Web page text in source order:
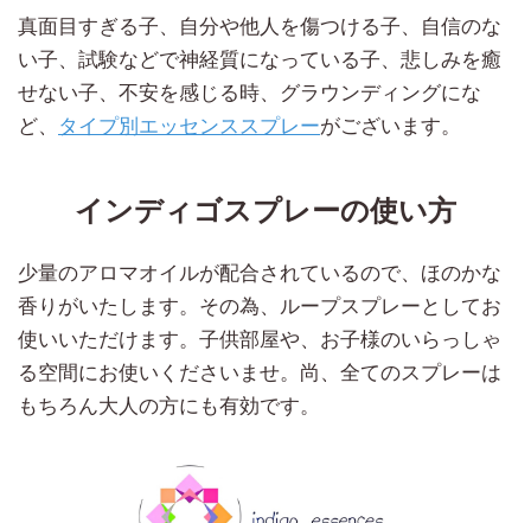
真面目すぎる子、自分や他人を傷つける子、自信のな
い子、試験などで神経質になっている子、悲しみを癒
せない子、不安を感じる時、グラウンディングにな
ど、
タイプ別エッセンススプレーがございます。
インディゴスプレーの使い方
少量のアロマオイルが配合されているので、ほのかな
香りがいたします。その為、ループスプレーとしてお
使いいただけます。子供部屋や、お子様のいらっしゃ
る空間にお使いくださいませ。尚、全てのスプレーは
もちろん大人の方にも有効です。